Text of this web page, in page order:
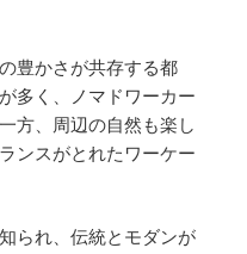
豊かさが共存する都
多く、ノマドワーカー
方、周辺の自然も楽し
ンスがとれたワーケー
られ、伝統とモダンが